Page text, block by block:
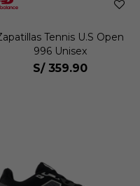
Tennis U.S Open
996 Unisex
S/ 359.90